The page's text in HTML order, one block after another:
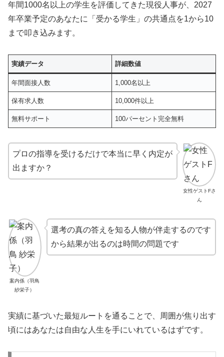
年間1000名以上の学生を評価してきた現役人事が、2027
年卒業予定のあなたに「受かる学生」の共通点を1から10
まで叩き込みます。
実績データ 詳細数値
年間面接人数 1,000名以上
保有求人数 10,000件以上
無料サポート 100パーセント完全無料
女性ゲストFさ
ん
プロの指導を受けるだけで本当に早く内定が
出ますか？
案内係（羽鳥
紗栄子）
選考の真の答えを知る人物が伴走するのです
から結果が出るのは時間の問題です
実績に基づいた最短ルートを通ることで、周囲が焦り出す
頃にはあなたは自由な人生を手にいれているはずです。